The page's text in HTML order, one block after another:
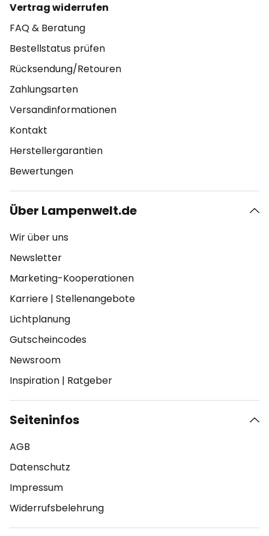
Vertrag widerrufen
FAQ & Beratung
Bestellstatus prüfen
Rücksendung/Retouren
Zahlungsarten
Versandinformationen
Kontakt
Herstellergarantien
Bewertungen
Über Lampenwelt.de
Wir über uns
Newsletter
Marketing-Kooperationen
Karriere | Stellenangebote
Lichtplanung
Gutscheincodes
Newsroom
Inspiration | Ratgeber
Seiteninfos
AGB
Datenschutz
Impressum
Widerrufsbelehrung